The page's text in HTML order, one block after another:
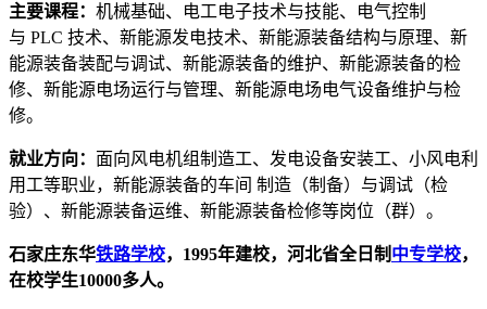
主要课程： 机械基础、电工电子技术与技能、电气控制
与 PLC 技术、新能源发电技术、新能源装备结构与原理、新
能源装备装配与调试、新能源装备的维护、新能源装备的检
修、新能源电场运行与管理、新能源电场电气设备维护与检
修。
就业方向： 面向风电机组制造工、发电设备安装工、小风电利
用工等职业，新能源装备的车间 制造（制备）与调试（检
验）、新能源装备运维、新能源装备检修等岗位（群）。
石家庄东华铁路学校，1995年建校，河北省全日制 中专学校，
在校学生10000多人。